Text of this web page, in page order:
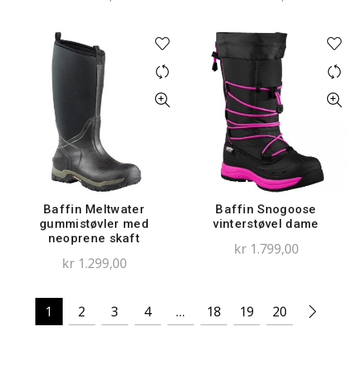
Baffin Meltwater
gummistøvler med
neoprene skaft
kr1.299,00
Baffin Snogoose
vinterstøvel dame
kr1.799,00
1 2 3 4 … 18 19 20